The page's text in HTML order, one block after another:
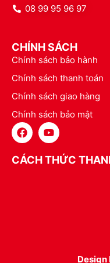
08 99 95 96 97
CHÍNH SÁCH
Chính sách bảo hành
Chính sách thanh toán
Chính sách giao hàng
Chính sách bảo mật
CÁCH THỨC